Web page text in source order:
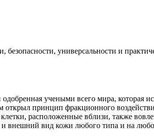
безопасности, универсальности и
учеными всего мира, которая
принцип фракционного
расположенные вблизи, также
и внешний вид кожи любого типа и на